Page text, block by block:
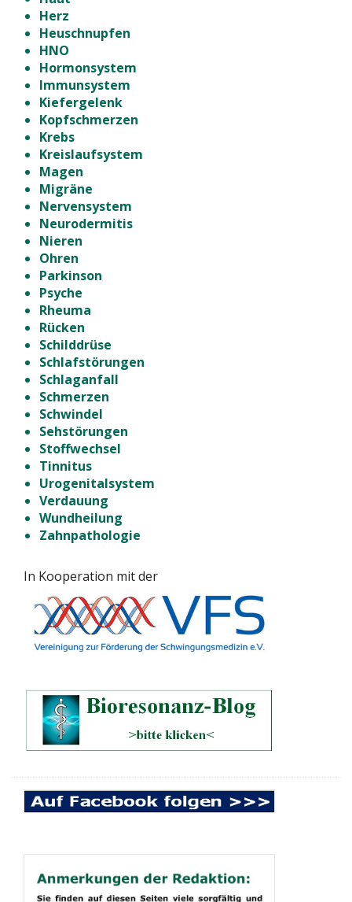
Herz
Heuschnupfen
HNO
Hormonsystem
Immunsystem
Kiefergelenk
Kopfschmerzen
Krebs
Kreislaufsystem
Magen
Migräne
Nervensystem
Neurodermitis
Nieren
Ohren
Parkinson
Psyche
Rheuma
Rücken
Schilddrüse
Schlafstörungen
Schlaganfall
Schmerzen
Schwindel
Sehstörungen
Stoffwechsel
Tinnitus
Urogenitalsystem
Verdauung
Wundheilung
Zahnpathologie
In Kooperation mit der